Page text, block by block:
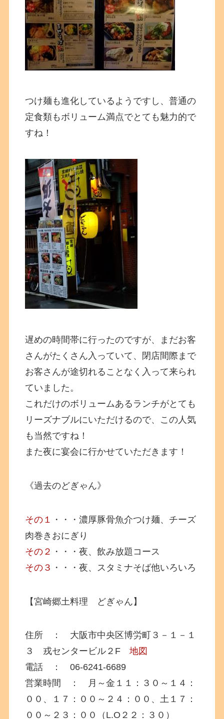
つけ麺も進化しているようですし、普通の
定食類もボリューム満点でとても魅力的で
すね！
遅めの時間帯に行ったのですが、まだお客
さんがたくさん入っていて、閉店間際まで
お客さんが途切れることなく入って来られ
ていました。
これだけのボリュームあるランチがとても
リーズナブルにいただけるので、この人気
も当然ですね！
また夜に宴会に行かせていただきます！
《過去のどぎゃん》
その１ ・・・濃厚豚骨魚介つけ麺、チーズ
肉巻きおにぎり
その２ ・・・夜、飲み放題コース
その３ ・・・夜、スタミナそば他いろいろ
【宮崎郷土料理 どぎゃん】
住所 ： 大阪市中央区博労町３－１－１
３ 戎センタービル２F地図
電話 ： 06-6241-6689
営業時間 ： 月～金１１：３０～１４：
００、１７：００～２４：００、土１７：
００～２３：００（L.O２２：３０）